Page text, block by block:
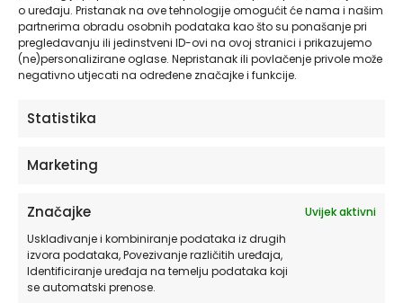
o uređaju. Pristanak na ove tehnologije omogućit će nama i našim
partnerima obradu osobnih podataka kao što su ponašanje pri
pregledavanju ili jedinstveni ID-ovi na ovoj stranici i prikazujemo
(ne)personalizirane oglase. Nepristanak ili povlačenje privole može
negativno utjecati na određene značajke i funkcije.
Statistika
Marketing
Značajke
Uvijek aktivni
Usklađivanje i kombiniranje podataka iz drugih
izvora podataka, Povezivanje različitih uređaja,
Identificiranje uređaja na temelju podataka koji
se automatski prenose.
Autorske kolekcije
Posteri i slike na platnu
Zidne tapete
Još nema recenzija.
Budite prvi koji će recenzirati “Tapete za
zid | Dizajnerski Mural | Thinking